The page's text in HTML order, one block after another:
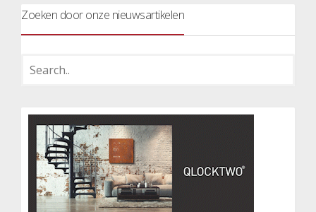
Zoeken door onze nieuwsartikelen